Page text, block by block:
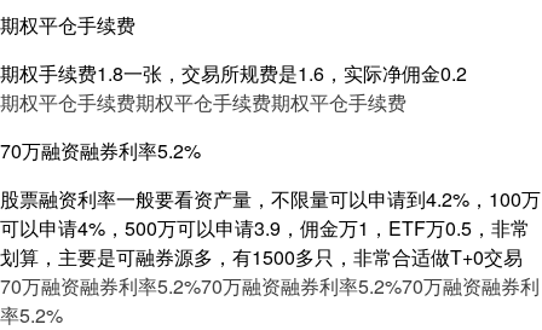
期权平仓手续费
期权手续费1.8一张，交易所规费是1.6，实际净佣金0.2
期权平仓手续费期权平仓手续费期权平仓手续费
70万融资融券利率5.2%
股票融资利率一般要看资产量，不限量可以申请到4.2%，100万
可以申请4%，500万可以申请3.9，佣金万1，ETF万0.5，非常
划算，主要是可融券源多，有1500多只，非常合适做T+0交易
70万融资融券利率5.2%70万融资融券利率5.2%70万融资融券利
率5.2%